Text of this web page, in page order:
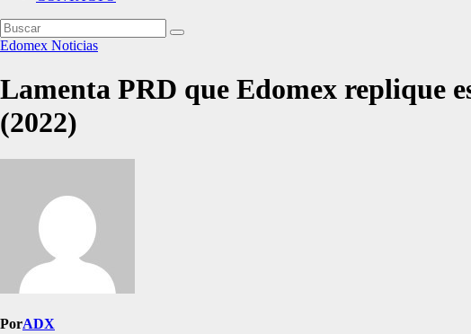
Edomex Noticias
Lamenta PRD que Edomex replique
(2022)
PorADX